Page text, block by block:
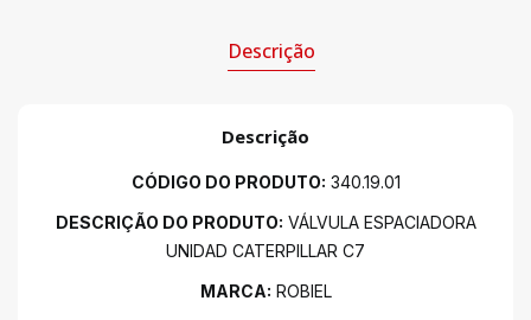
Descrição
Descrição
CÓDIGO DO PRODUTO: 340.19.01
DESCRIÇÃO DO PRODUTO: VÁLVULA ESPACIADORA
UNIDAD CATERPILLAR C7
MARCA: ROBIEL